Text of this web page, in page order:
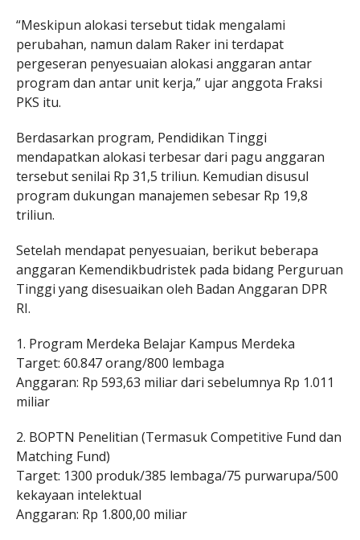
“Meskipun alokasi tersebut tidak mengalami
perubahan, namun dalam Raker ini terdapat
pergeseran penyesuaian alokasi anggaran antar
program dan antar unit kerja,” ujar anggota Fraksi
PKS itu.
Berdasarkan program, Pendidikan Tinggi
mendapatkan alokasi terbesar dari pagu anggaran
tersebut senilai Rp 31,5 triliun. Kemudian disusul
program dukungan manajemen sebesar Rp 19,8
triliun.
Setelah mendapat penyesuaian, berikut beberapa
anggaran Kemendikbudristek pada bidang Perguruan
Tinggi yang disesuaikan oleh Badan Anggaran DPR
RI.
1. Program Merdeka Belajar Kampus Merdeka
Target: 60.847 orang/800 lembaga
Anggaran: Rp 593,63 miliar dari sebelumnya Rp 1.011
miliar
2. BOPTN Penelitian (Termasuk Competitive Fund dan
Matching Fund)
Target: 1300 produk/385 lembaga/75 purwarupa/500
kekayaan intelektual
Anggaran: Rp 1.800,00 miliar